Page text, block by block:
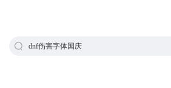
dnf伤害字体国庆